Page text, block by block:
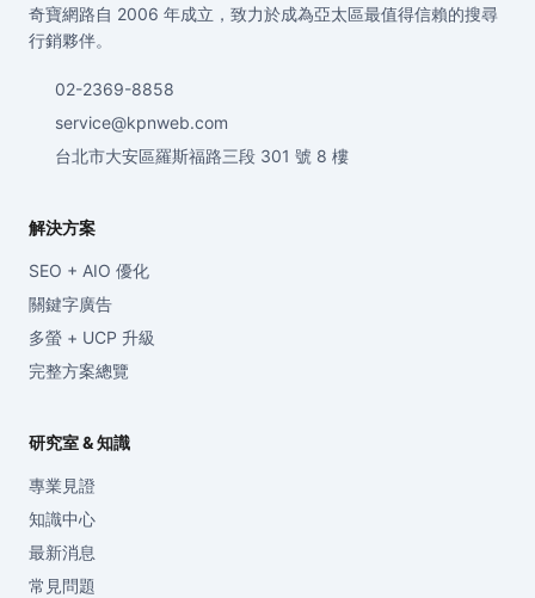
奇寶網路自 2006 年成立，致力於成為亞太區最值得信賴的搜尋
行銷夥伴。
02-2369-8858
service@kpnweb.com
台北市大安區羅斯福路三段 301 號 8 樓
解決方案
SEO + AIO 優化
關鍵字廣告
多螢 + UCP 升級
完整方案總覽
研究室 & 知識
專業見證
知識中心
最新消息
常見問題